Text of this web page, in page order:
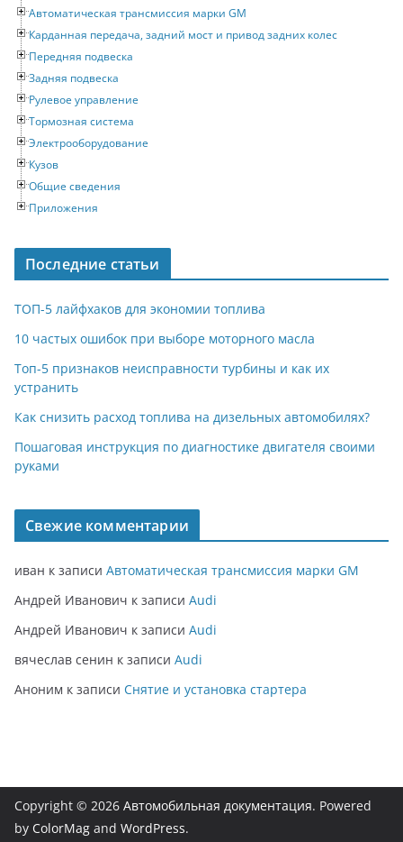
Автоматическая трансмиссия марки GM
Карданная передача, задний мост и привод задних колес
Передняя подвеска
Задняя подвеска
Рулевое управление
Тормозная система
Электрооборудование
Кузов
Общие сведения
Приложения
Последние статьи
ТОП-5 лайфхаков для экономии топлива
10 частых ошибок при выборе моторного масла
Топ-5 признаков неисправности турбины и как их
устранить
Как снизить расход топлива на дизельных автомобилях?
Пошаговая инструкция по диагностике двигателя своими
руками
Свежие комментарии
иван к записи Автоматическая трансмиссия марки GM
Андрей Иванович к записи Audi
Андрей Иванович к записи Audi
вячеслав сенин к записи Audi
Аноним к записи Снятие и установка стартера
Copyright © 2026 Автомобильная документация. Powered
by ColorMag and WordPress.